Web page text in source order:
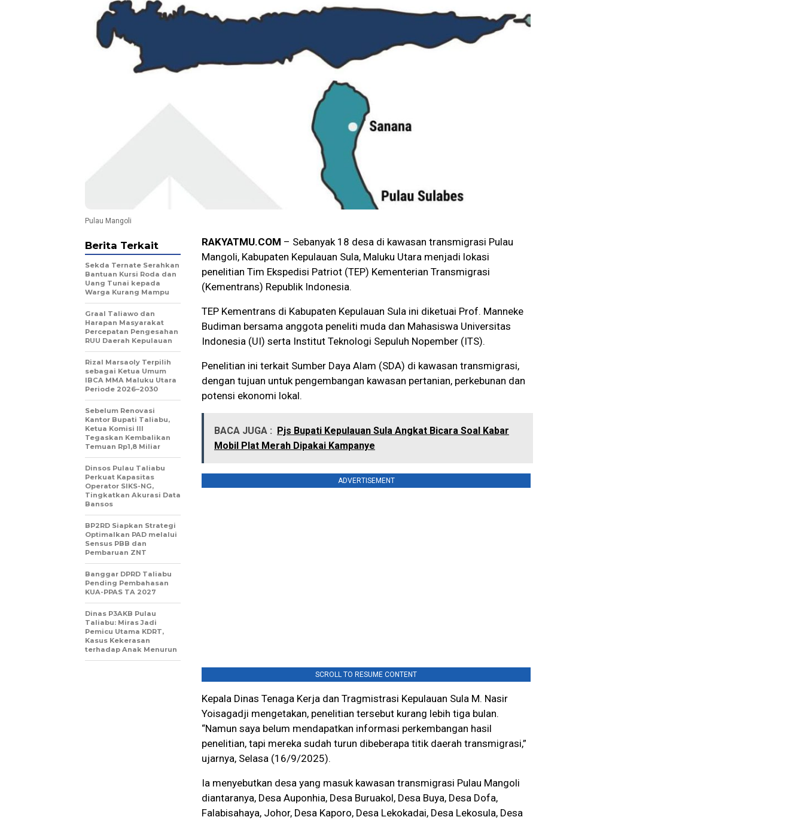
Pulau Mangoli
RAKYATMU.COM – Sebanyak 18 desa di kawasan transmigrasi Pulau
Mangoli, Kabupaten Kepulauan Sula, Maluku Utara menjadi lokasi
penelitian Tim Ekspedisi Patriot (TEP) Kementerian Transmigrasi
(Kementrans) Republik Indonesia.
TEP Kementrans di Kabupaten Kepulauan Sula ini diketuai Prof. Manneke
Budiman bersama anggota peneliti muda dan Mahasiswa Universitas
Indonesia (UI) serta Institut Teknologi Sepuluh Nopember (ITS).
Penelitian ini terkait Sumber Daya Alam (SDA) di kawasan transmigrasi,
dengan tujuan untuk pengembangan kawasan pertanian, perkebunan dan
potensi ekonomi lokal.
BACA JUGA :
Pjs Bupati Kepulauan Sula Angkat Bicara Soal Kabar
Mobil Plat Merah Dipakai Kampanye
ADVERTISEMENT
SCROLL TO RESUME CONTENT
Kepala Dinas Tenaga Kerja dan Tragmistrasi Kepulauan Sula M. Nasir
Yoisagadji mengetakan, penelitian tersebut kurang lebih tiga bulan.
“Namun saya belum mendapatkan informasi perkembangan hasil
penelitian, tapi mereka sudah turun dibeberapa titik daerah transmigrasi,”
ujarnya, Selasa (16/9/2025).
Ia menyebutkan desa yang masuk kawasan transmigrasi Pulau Mangoli
diantaranya, Desa Auponhia, Desa Buruakol, Desa Buya, Desa Dofa,
Falabisahaya, Johor, Desa Kaporo, Desa Lekokadai, Desa Lekosula, Desa
Berita Terkait
Sekda Ternate Serahkan
Bantuan Kursi Roda dan
Uang Tunai kepada
Warga Kurang Mampu
Graal Taliawo dan
Harapan Masyarakat
Percepatan Pengesahan
RUU Daerah Kepulauan
Rizal Marsaoly Terpilih
sebagai Ketua Umum
IBCA MMA Maluku Utara
Periode 2026–2030
Sebelum Renovasi
Kantor Bupati Taliabu,
Ketua Komisi III
Tegaskan Kembalikan
Temuan Rp1,8 Miliar
Dinsos Pulau Taliabu
Perkuat Kapasitas
Operator SIKS-NG,
Tingkatkan Akurasi Data
Bansos
BP2RD Siapkan Strategi
Optimalkan PAD melalui
Sensus PBB dan
Pembaruan ZNT
Banggar DPRD Taliabu
Pending Pembahasan
KUA-PPAS TA 2027
Dinas P3AKB Pulau
Taliabu: Miras Jadi
Pemicu Utama KDRT,
Kasus Kekerasan
terhadap Anak Menurun